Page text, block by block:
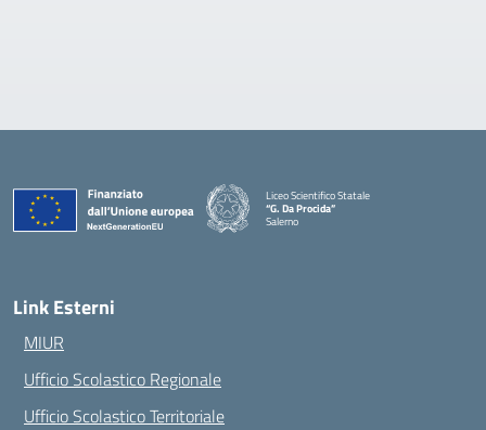
Liceo Scientifico Statale
“G. Da Procida”
Salerno
Link Esterni
MIUR
Ufficio Scolastico Regionale
Ufficio Scolastico Territoriale